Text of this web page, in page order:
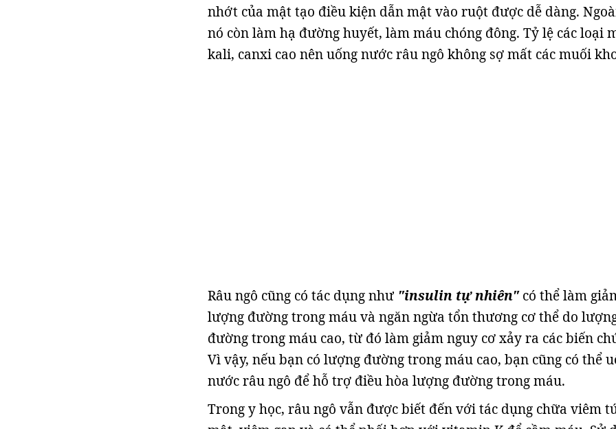
nhớt của mật tạo điều kiện dẫn mật vào ruột được dễ dàng.
nó còn làm hạ đường huyết, làm máu chóng đông. Tỷ lệ các loại
kali, canxi cao nên uống nước râu ngô không sợ mất các muối
Râu ngô cũng có tác dụng như "insulin tự nhiên"có thể làm
lượng đường trong máu và ngăn ngừa tổn thương cơ thể do
đường trong máu cao, từ đó làm giảm nguy cơ xảy ra các biến
Vì vậy, nếu bạn có lượng đường trong máu cao, bạn cũng có thể
nước râu ngô để hỗ trợ điều hòa lượng đường trong máu.
Trong y học, râu ngô vẫn được biết đến với tác dụng chữa viêm